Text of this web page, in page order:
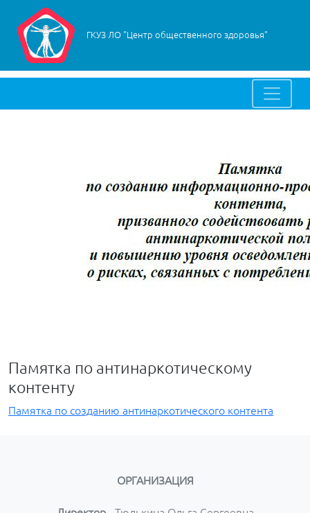
ГКУЗ ЛО "Центр общественного здоровья"
Памятка по антинаркотическому
контенту
Памятка по созданию антинаркотического контента
ОРГАНИЗАЦИЯ